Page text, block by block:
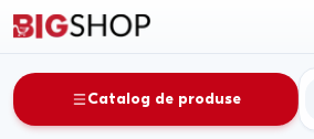
Catalog de produse